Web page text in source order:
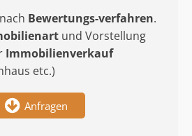
Bewertungs-verfahren.
und Vorstellung
Immobilienverkauf
etc.)
Anfragen